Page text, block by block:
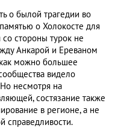
о былой трагедии во
о Холокосте для
со стороны турок не
Анкарой и Ереваном
можно большее
видело
несмотря на
состязание также
в регионе, а не
справедливости.